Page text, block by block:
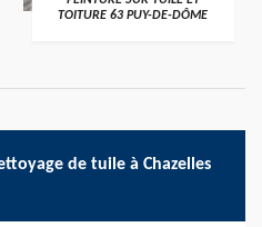
TOITURE 63 PUY-DE-DÔME
de tuile à Chazelles